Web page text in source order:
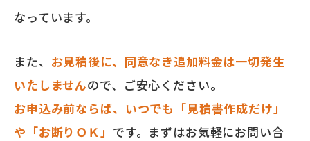
なっています。
また、 お見積後に、同意なき追加料金は一切発生
いたしませんので、ご安心ください。
お申込み前ならば、いつでも「見積書作成だけ」
や「お断りＯＫ」 です。まずはお気軽にお問い合